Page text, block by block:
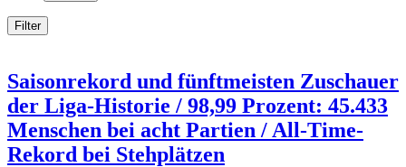
Filter
Saisonrekord und fünftmeisten Zuschauer
der Liga-Historie / 98,99 Prozent: 45.433
Menschen bei acht Partien / All-Time-
Rekord bei Stehplätzen